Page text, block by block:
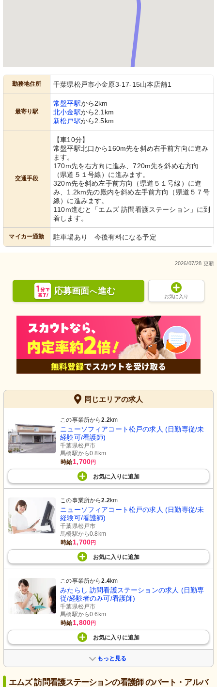
勤務地住所 千葉県松戸市小金原3‐17‐15山本店舗1
最寄り駅
常盤平駅から2km
北小金駅から2.1km
新松戸駅から2.5km
交通手段
【車10分】
常盤平駅北口から160m先を斜め右手前方向に進み
ます。
170m先を右方向に進み、720m先を斜め右方向
（県道５１号線）に進みます。
320m先を斜め左手前方向（県道５１号線）に進
み、1.2km先の殿内を斜め左手前方向（県道５７号
線）に進みます。
110m進むと「エムズ 訪問看護ステーション」に到
着します。
マイカー通勤 駐車場あり 今後有料になる予定
2026/07/28 更新
応募画面へ進む
お気に入り
同じエリアの求人
この事業所から2.2km
ニューソフィアコート松戸の求人 (日勤専従/未
経験可/看護師)
千葉県松戸市
馬橋駅から0.8km
時給1,700円
お気に入り に追加
この事業所から2.2km
ニューソフィアコート松戸の求人 (日勤専従/未
経験可/看護師)
千葉県松戸市
馬橋駅から0.8km
時給1,700円
お気に入り に追加
この事業所から2.4km
みたらし 訪問看護ステーションの求人 (日勤専
従/経験者のみ可/看護師)
千葉県松戸市
馬橋駅から0.6km
時給1,800円
お気に入り に追加
もっと見る
エムズ 訪問看護ステーションの看護師 のパート・アルバ